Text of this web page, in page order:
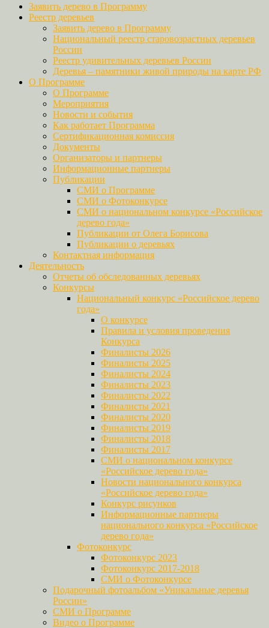
Заявить дерево в Программу
Реестр деревьев
Заявить дерево в Программу
Национальный реестр старовозрастных деревьев
России
Реестр удивительных деревьев России
Деревья – памятники живой природы на карте РФ
О Программе
О Программе
Мероприятия
Новости и события
Как работает Программа
Сертификационная комиссия
Документы
Организаторы и партнеры
Информационные партнеры
Публикации
СМИ о Программе
СМИ о Фотоконкурсе
СМИ о национальном конкурсе «Российское
дерево года»
Публикации от Олега Борисова
Публикации о деревьях
Контактная информация
Деятельность
Отчеты об обследованных деревьях
Конкурсы
Национальный конкурс «Российское дерево
года»
О конкурсе
Правила и условия проведения
Конкурса
Финалисты 2026
Финалисты 2025
Финалисты 2024
Финалисты 2023
Финалисты 2022
Финалисты 2021
Финалисты 2020
Финалисты 2019
Финалисты 2018
Финалисты 2017
СМИ о национальном конкурсе
«Российское дерево года»
Новости национального конкурса
«Российское дерево года»
Конкурс рисунков
Информационные партнеры
национального конкурса «Российское
дерево года»
Фотоконкурс
Фотоконкурс 2023
Фотоконкурс 2017-2018
СМИ о Фотоконкурсе
Подарочный фотоальбом «Уникальные деревья
России»
СМИ о Программе
Видео о Программе